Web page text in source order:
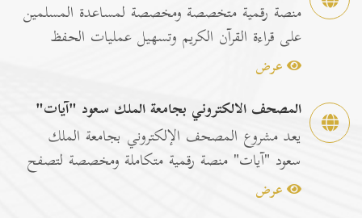
منصة رقمية متخصصة ومخصصة لمساعدة المسلمين
على قراءة القرآن الكريم وتسهيل عمليات الحفظ
والمراجعة عبر...
عرض
المصحف الالكتروني بجامعة الملك سعود "آيات"
يعد مشروع المصحف الإلكتروني بجامعة الملك
سعود "آيات" منصة رقمية متكاملة ومخصصة لتصفح
وقراءة القرآن ا...
عرض